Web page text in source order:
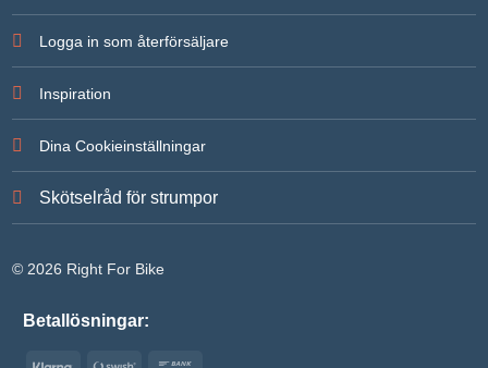
Logga in som återförsäljare
Inspiration
Dina Cookieinställningar
Skötselråd för strumpor
© 2026 Right For Bike
Betallösningar: